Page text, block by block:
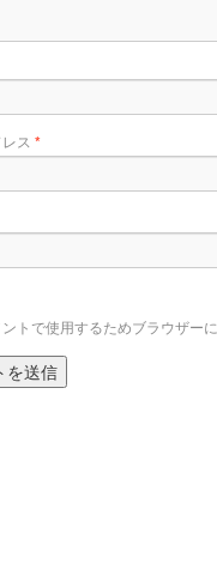
ス *
トで使用するためブラウザー